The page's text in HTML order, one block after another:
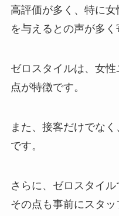
高評価が多く、特に
を与えるとの声が多く
ゼロスタイルは、女
点が特徴です。
また、接客だけでな
です。
さらに、ゼロスタイル
その点も事前にスタ